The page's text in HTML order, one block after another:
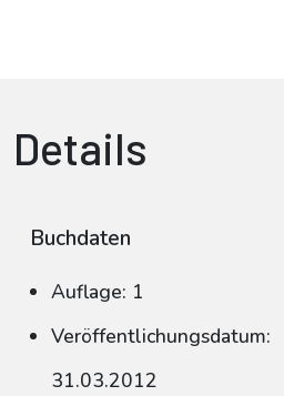
Details
Buchdaten
Auflage: 1
Veröffentlichungsdatum:
31.03.2012